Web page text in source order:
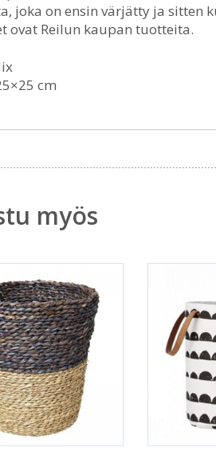
joka on ensin värjätty ja
ovat Reilun kaupan tuotteita.
cm
myös